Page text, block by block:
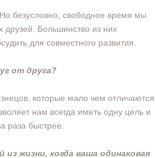
безусловно, свободное время мы
Большинство из них
для совместного развития.
от друга?
которые мало чем отличаются
нам всегда иметь одну цель и
раза быстрее.
жизни, когда ваша одинаковая